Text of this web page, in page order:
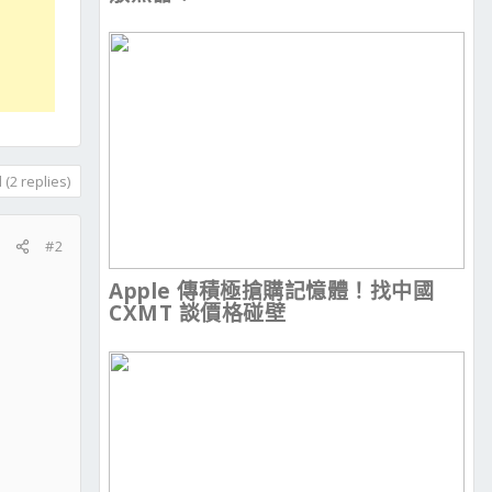
replies)
#2
Apple 傳積極搶購記憶體！找中國
CXMT 談價格碰壁